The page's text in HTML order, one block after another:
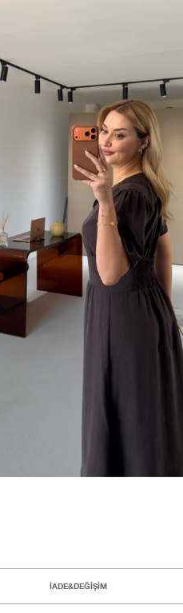
İADE&DEĞİŞİM